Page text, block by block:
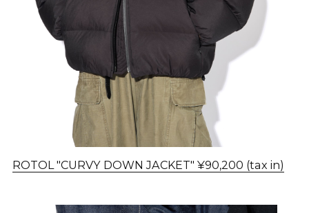
ROTOL "CURVY DOWN JACKET" ¥90,200 (tax in)